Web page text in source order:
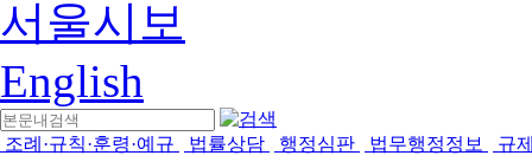
서울시보
English
조례·규칙·훈령·예규 법률상담 행정심판 법무행정정보 규